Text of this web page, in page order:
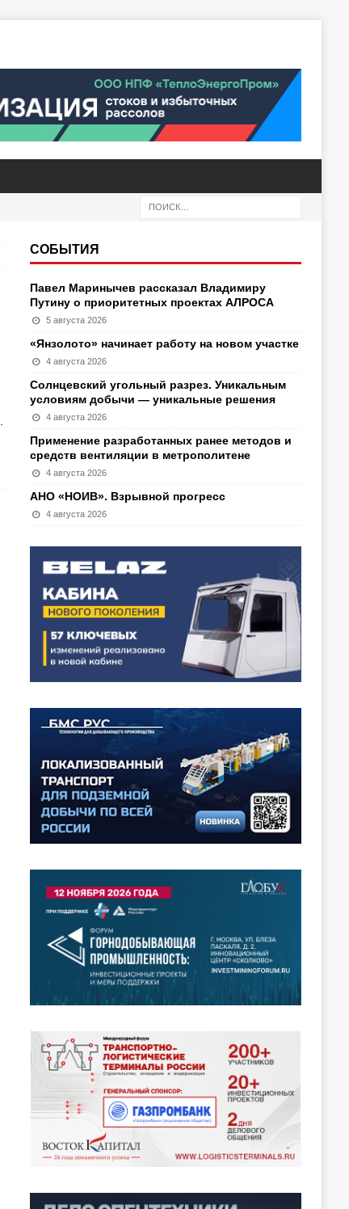
СОБЫТИЯ
Павел Маринычев рассказал Владимиру
Путину о приоритетных проектах АЛРОСА
5 августа 2026
«Янзолото» начинает работу на новом участке
4 августа 2026
Солнцевский угольный разрез. Уникальным
условиям добычи — уникальные решения
4 августа 2026
Применение разработанных ранее методов и
средств вентиляции в метрополитене
4 августа 2026
АНО «НОИВ». Взрывной прогресс
4 августа 2026